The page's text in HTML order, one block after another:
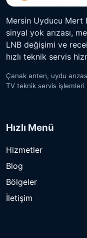
Mersin Uyducu Mert
sinyal yok arızası,
LNB değişimi ve
hızlı teknik servis
Çanak anten, uydu
TV teknik servis işlemleri
Hızlı Menü
Hizmetler
Blog
Bölgeler
İletişim